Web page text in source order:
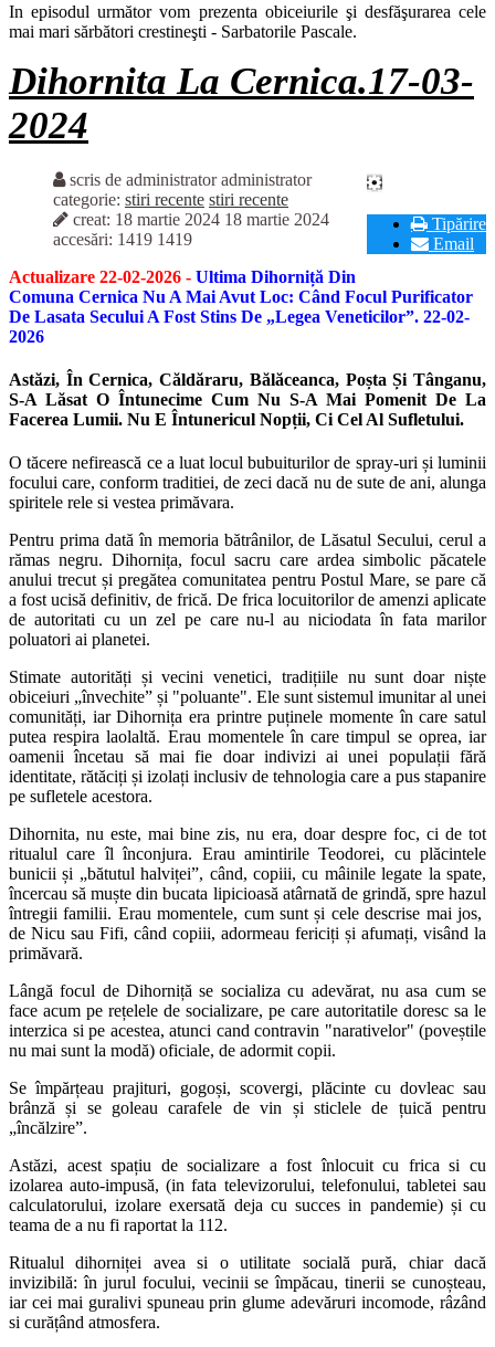
In episodul următor vom prezenta obiceiurile şi desfăşurarea cele
mai mari sărbători crestineşti - Sarbatorile Pascale.
Dihornita La Cernica.17-03-
2024
Tipărire
Email
scris de administratoradministrator
categorie: stiri recente stiri recente
creat: 18 martie 2024 18 martie 2024
accesări: 1419 1419
Actualizare 22-02-2026 - Ultima Dihorniță Din
Comuna Cernica Nu A Mai Avut Loc: Când Focul Purificator
De Lasata Secului A Fost Stins De „Legea Veneticilor”. 22-02-
2026
Astăzi, În Cernica, Căldăraru, Bălăceanca, Poșta Și Tânganu,
S-A Lăsat O Întunecime Cum Nu S-A Mai Pomenit De La
Facerea Lumii. Nu E Întunericul Nopții, Ci Cel Al Sufletului.
O tăcere nefirească ce a luat locul bubuiturilor de spray-uri și luminii
focului care, conform traditiei, de zeci dacă nu de sute de ani, alunga
spiritele rele si vestea primăvara.
Pentru prima dată în memoria bătrânilor, de Lăsatul Secului, cerul a
rămas negru. Dihornița, focul sacru care ardea simbolic păcatele
anului trecut și pregătea comunitatea pentru Postul Mare, se pare că
a fost ucisă definitiv, de frică. De frica locuitorilor de amenzi aplicate
de autoritati cu un zel pe care nu-l au niciodata în fata marilor
poluatori ai planetei.
Stimate autorități și vecini venetici, tradițiile nu sunt doar niște
obiceiuri „învechite” și "poluante". Ele sunt sistemul imunitar al unei
comunități, iar Dihornița era printre puținele momente în care satul
putea respira laolaltă. Erau momentele în care timpul se oprea, iar
oamenii încetau să mai fie doar indivizi ai unei populații fără
identitate, rătăciți și izolați inclusiv de tehnologia care a pus stapanire
pe sufletele acestora.
Dihornita, nu este, mai bine zis, nu era, doar despre foc, ci de tot
ritualul care îl înconjura. Erau amintirile Teodorei, cu plăcintele
bunicii și „bătutul halviței”, când, copiii, cu mâinile legate la spate,
încercau să muște din bucata lipicioasă atârnată de grindă, spre hazul
întregii familii. Erau momentele, cum sunt și cele descrise mai jos,
de Nicu sau Fifi, când copiii, adormeau fericiți și afumați, visând la
primăvară.
Lângă focul de Dihorniță se socializa cu adevărat, nu asa cum se
face acum pe rețelele de socializare, pe care autoritatile doresc sa le
interzica si pe acestea, atunci cand contravin "narativelor" (poveștile
nu mai sunt la modă) oficiale, de adormit copii.
Se împărțeau prajituri, gogoși, scovergi, plăcinte cu dovleac sau
brânză și se goleau carafele de vin și sticlele de țuică pentru
„încălzire”.
Astăzi, acest spațiu de socializare a fost înlocuit cu frica si cu
izolarea auto-impusă, (in fata televizorului, telefonului, tabletei sau
calculatorului, izolare exersată deja cu succes in pandemie) și cu
teama de a nu fi raportat la 112.
Ritualul dihorniței avea si o utilitate socială pură, chiar dacă
invizibilă: în jurul focului, vecinii se împăcau, tinerii se cunoșteau,
iar cei mai guralivi spuneau prin glume adevăruri incomode, râzând
si curățând atmosfera.